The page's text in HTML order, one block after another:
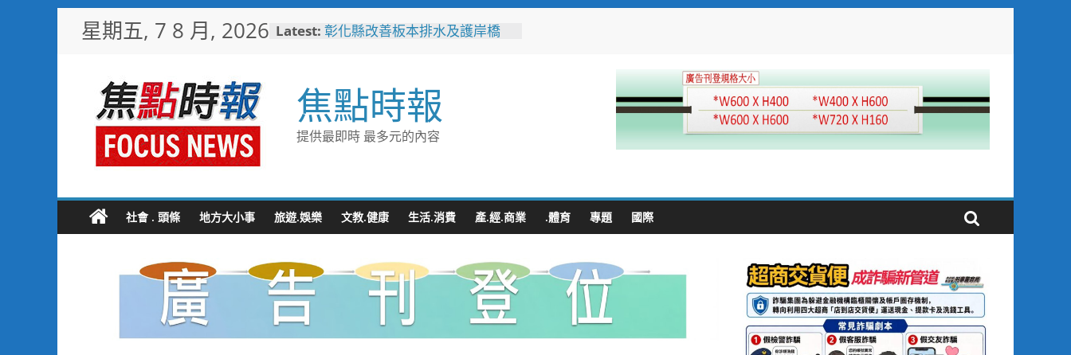
星期五, 7 8 月, 2026 Latest: 彰化縣改善板本排水及護岸橋
少子化時代的地方解方！彰化市
未婚聯誼6年促成10對佳偶
彰化縣長參選人魏平政率議員團
隊攜手造勢 盼翻轉彰化打造新
焦點時報
提供最即時 最多元的內容
社會 . 頭條 地方大小事 旅遊.娛樂 文教.健康 生活.消費 產.經.商業 .體育 專題 國際